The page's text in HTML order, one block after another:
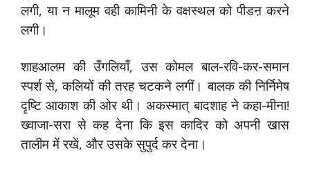
लगी, या न मालूम वही कामिनी के वक्षस्थल को पीडऩ करने
लगी।
शाहआलम की उँगलियाँ, उस कोमल बाल-रवि-कर-समान
स्पर्श से, कलियों की तरह चटकने लगीं। बालक की निर्निमेष
दृष्टि आकाश की ओर थी। अकस्मात् बादशाह ने कहा-मीना!
ख्वाजा-सरा से कह देना कि इस कादिर को अपनी खास
तालीम में रखें, और उसके सुपुर्द कर देना।